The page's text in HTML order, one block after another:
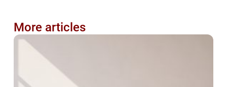
More articles